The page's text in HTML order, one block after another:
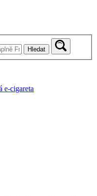
Hledat
e-cigareta